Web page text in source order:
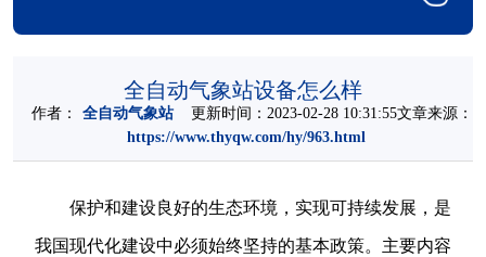
全自动气象站设备怎么样
作者： 全自动气象站更新时间：2023-02-28 10:31:55文章来源：
https://www.thyqw.com/hy/963.html
保护和建设良好的生态环境，实现可持续发展，是
我国现代化建设中必须始终坚持的基本政策。主要内容